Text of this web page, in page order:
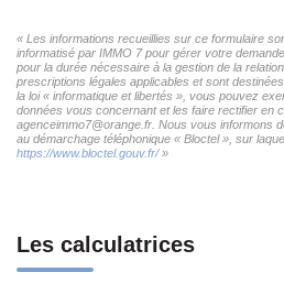
« Les informations recueillies sur ce formulaire
informatisé par IMMO 7 pour gérer votre
pour la durée nécessaire à la gestion de la
prescriptions légales applicables et sont
la loi « informatique et libertés », vous pouvez
données vous concernant et les faire rectifier en
agenceimmo7@orange.fr. Nous vous informons
au démarchage téléphonique « Bloctel », sur
https://www.bloctel.gouv.fr/»
Les calculatrices